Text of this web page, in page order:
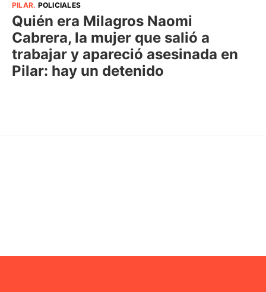
PILAR. POLICIALES
Quién era Milagros Naomi
Cabrera, la mujer que salió a
trabajar y apareció asesinada en
Pilar: hay un detenido